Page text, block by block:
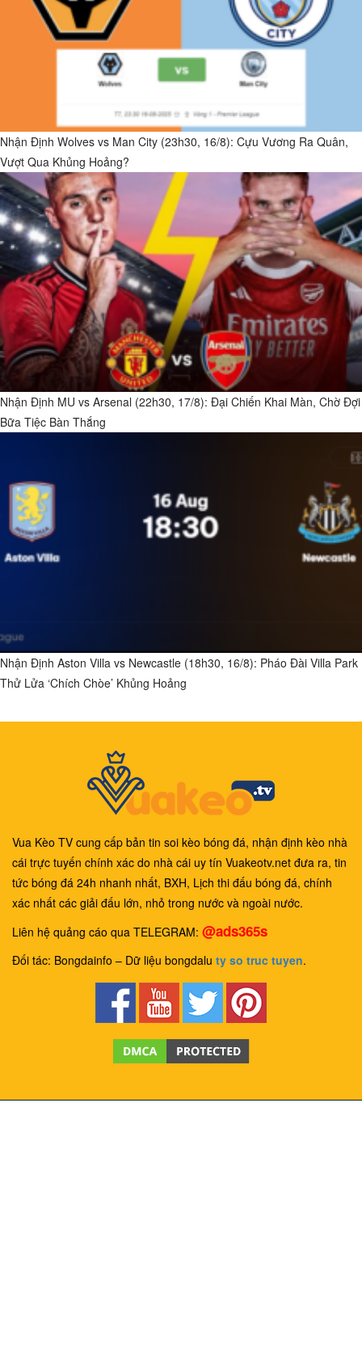
Nhận Định Wolves vs Man City (23h30, 16/8): Cựu Vương Ra Quân,
Vượt Qua Khủng Hoảng?
Nhận Định MU vs Arsenal (22h30, 17/8): Đại Chiến Khai Màn, Chờ Đợi
Bữa Tiệc Bàn Thắng
Nhận Định Aston Villa vs Newcastle (18h30, 16/8): Pháo Đài Villa Park
Thử Lửa ‘Chích Chòe’ Khủng Hoảng
Vua Kèo TV cung cấp bản tin soi kèo bóng đá, nhận định kèo nhà
cái trực tuyến chính xác do nhà cái uy tín Vuakeotv.net đưa ra, tin
tức bóng đá 24h nhanh nhất, BXH, Lịch thi đấu bóng đá, chính
xác nhất các giải đấu lớn, nhỏ trong nước và ngoài nước.
Liên hệ quảng cáo qua TELEGRAM: @ads365s
Đối tác: Bongdainfo – Dữ liệu bongdalu ty so truc tuyen.